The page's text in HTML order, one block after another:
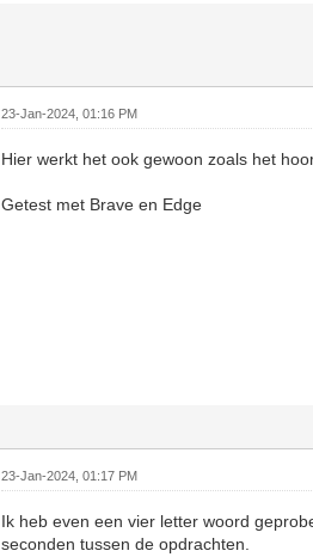
23-Jan-2024, 01:16 PM
Hier werkt het ook gewoon zoals het
Getest met Brave en Edge
23-Jan-2024, 01:17 PM
Ik heb even een vier letter woord
seconden tussen de opdrachten.